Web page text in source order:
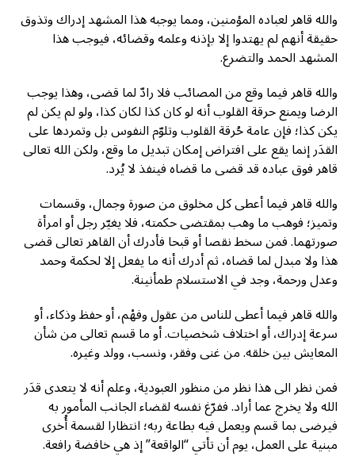
والله قاهر لعباده المؤمنين، ومما يوجبه هذا المشهد إدراك وتذوق
حقيقة أنهم لم يهتدوا إلا بإذنه وعلمه وقضائه، فيوجب هذا
المشهد الحمد والتضرع.
والله قاهر فيما وقع من المصائب فلا رادّ لما قضى، وهذا يوجب
الرضا ويمنع حرقة القلوب أنه لو كان كذا لكان كذا، ولو لم يكن لم
يكن كذا؛ فإن عامة حُرقة القلوب وتلوّم النفوس بل وتمردها على
القدَر إنما يقع على افتراض إمكان تبديل ما وقع، ولكن الله تعالى
قاهر فوق عباده قد قضى ما قضاه فينفذ لا يُرد.
والله قاهر فيما أعطى كل مخلوق من صورة وجمال، وقسمات
وتميز؛ فوهب ما وهب بمقتضى حكمته، فلا يغيّر رجل أو امرأة
صورتهما. فمن سخط نقصا أو قبحا فأدرك أن القاهر تعالى قضى
هذا ولا مبدل لما قضاه، ثم أدرك أنه ما يفعل إلا لحكمة وحمد
وعدل ورحمة، وجد في الاستسلام طمأنينة.
والله قاهر فيما أعطى للناس من عقول وفهْم، أو حفظ وذكاء، أو
سرعة إدراك، أو اختلاف شخصيات. أو ما قسم تعالى من شأن
المعايش بين خلقه. من غنى وفقر، ونسب، وولد وغيره.
فمن نظر الى هذا نظر من منظور العبودية، وعلم أنه لا يتعدى قدَر
الله ولا يخرج عما أراد. ففرّغ نفسه لقضاء الجانب المأمور به
فيرضى بما قسم ويعمل فيه بطاعة ربه؛ انتظارا لقسمة أُخرى
مبنية على العمل، يوم أن تأتي “الواقعة” إذ هي خافضة رافعة.